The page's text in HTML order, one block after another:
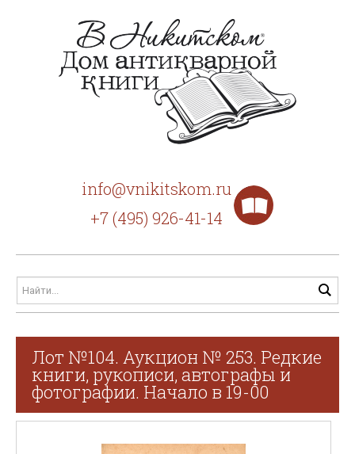
info@vnikitskom.ru
+7 (495) 926-41-14
Лот №104. Аукцион № 253. Редкие
книги, рукописи, автографы и
фотографии. Начало в 19-00